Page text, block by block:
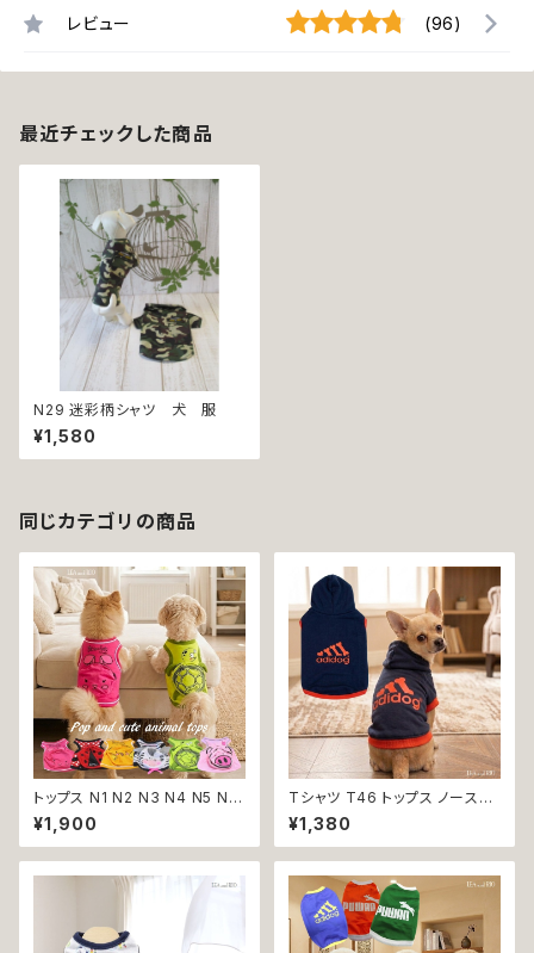
レビュー (96)
最近チェックした商品
N29 迷彩柄シャツ 犬 服
¥1,580
同じカテゴリの商品
トップス N1 N2 N3 N4 N5 N6
うさぎ てんとう虫 ひよこ しまう
ま かめ ぶた ポケット ビビット
ドッグウェア dog 犬 猫 ペット
服 オシャレ かわいい 小型犬 返
¥1,900
Tシャツ T46 トップス ノースリ
ーブ ネイビー×オレンジ 紺 橙
スポーティー フード 帽子 犬 猫
ペット 犬服 猫服 犬の服 猫の服
¥1,380